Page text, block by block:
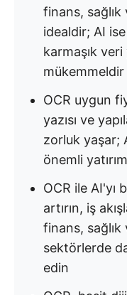
finans,
idealdir; AI
karmaşık
mükemmeldir
OCR uygun
yazısı ve
zorluk yaşar;
önemli
OCR ile AI'yı
artırın, iş
finans,
sektörlerde
edin